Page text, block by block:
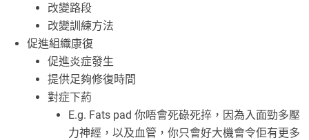
改變路段
改變訓練方法
促進組織康復
促進炎症發生
提供足夠修復時間
對症下葯
E.g. Fats pad 你唔會死碌死捽，因為入面勁多壓
力神經，以及血管，你只會好大機會令佢有更多